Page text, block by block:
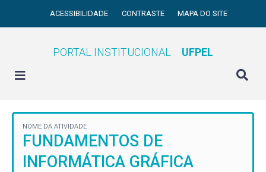
ACESSIBILIDADE CONTRASTE MAPA DO SITE
PORTAL INSTITUCIONAL UFPEL
NOME DA ATIVIDADE
FUNDAMENTOS DE
INFORMÁTICA GRÁFICA